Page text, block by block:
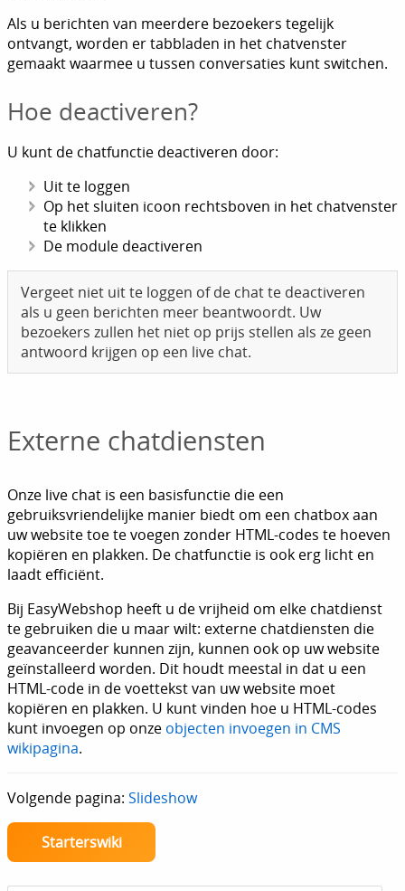
Als u berichten van meerdere bezoekers tegelijk
ontvangt, worden er tabbladen in het chatvenster
gemaakt waarmee u tussen conversaties kunt switchen.
Hoe deactiveren?
U kunt de chatfunctie deactiveren door:
Uit te loggen
Op het sluiten icoon rechtsboven in het chatvenster
te klikken
De module deactiveren
Vergeet niet uit te loggen of de chat te deactiveren
als u geen berichten meer beantwoordt. Uw
bezoekers zullen het niet op prijs stellen als ze geen
antwoord krijgen op een live chat.
Externe chatdiensten
Onze live chat is een basisfunctie die een
gebruiksvriendelijke manier biedt om een chatbox aan
uw website toe te voegen zonder HTML-codes te hoeven
kopiëren en plakken. De chatfunctie is ook erg licht en
laadt efficiënt.
Bij EasyWebshop heeft u de vrijheid om elke chatdienst
te gebruiken die u maar wilt: externe chatdiensten die
geavanceerder kunnen zijn, kunnen ook op uw website
geïnstalleerd worden. Dit houdt meestal in dat u een
HTML-code in de voettekst van uw website moet
kopiëren en plakken. U kunt vinden hoe u HTML-codes
kunt invoegen op onze objecten invoegen in CMS
wikipagina.
Volgende pagina: Slideshow
Starterswiki